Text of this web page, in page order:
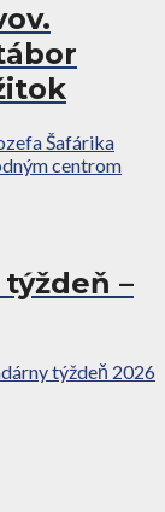
Šafárika
centrom
–
týždeň 2026